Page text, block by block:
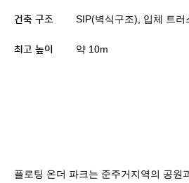
건축 구조 SIP(벽식구조), 입체 트러
최고 높이 약10m
플로팅 온더 파크는 준주거지역의 공원